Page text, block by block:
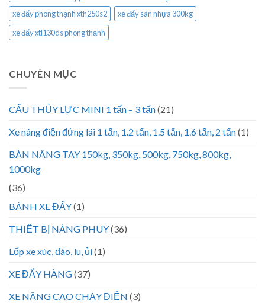
xe đẩy phong thạnh xth250s2
xe đẩy sàn nhựa 300kg
xe đẩy xtl130ds phong thạnh
CHUYÊN MỤC
CẨU THỦY LỰC MINI 1 tấn – 3 tấn(21)
Xe nâng điện đứng lái 1 tấn, 1.2 tấn, 1.5 tấn, 1.6 tấn, 2 tấn(1)
BÀN NÂNG TAY 150kg, 350kg, 500kg, 750kg, 800kg,
1000kg
(36)
BÁNH XE ĐẨY(1)
THIẾT BỊ NÂNG PHUY(36)
Lốp xe xúc, đào, lu, ủi(1)
XE ĐẨY HÀNG(37)
XE NÂNG CAO CHẠY ĐIỆN (3)